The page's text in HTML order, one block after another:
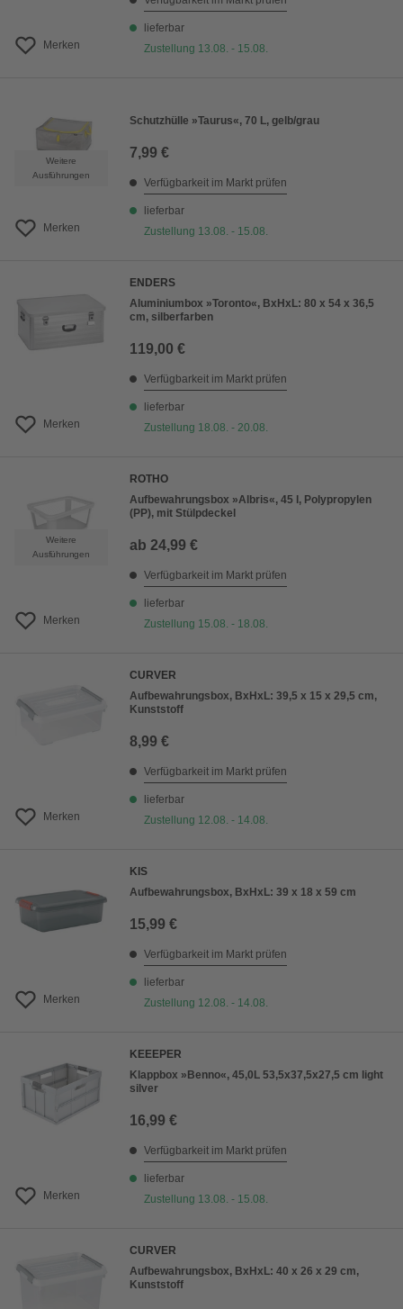
Merken
lieferbar
Zustellung 13.08. - 15.08.
Weitere
Ausführungen
Merken
Schutzhülle »Taurus«, 70 L, gelb/grau
7,99 €
Verfügbarkeit im Markt prüfen
lieferbar
Zustellung 13.08. - 15.08.
Merken
ENDERS
Aluminiumbox »Toronto«, BxHxL: 80 x 54 x 36,5
cm, silberfarben
119,00 €
Verfügbarkeit im Markt prüfen
lieferbar
Zustellung 18.08. - 20.08.
Weitere
Ausführungen
Merken
ROTHO
Aufbewahrungsbox »Albris«, 45 l, Polypropylen
(PP), mit Stülpdeckel
ab 24,99 €
Verfügbarkeit im Markt prüfen
lieferbar
Zustellung 15.08. - 18.08.
Merken
CURVER
Aufbewahrungsbox, BxHxL: 39,5 x 15 x 29,5 cm,
Kunststoff
8,99 €
Verfügbarkeit im Markt prüfen
lieferbar
Zustellung 12.08. - 14.08.
Merken
KIS
Aufbewahrungsbox, BxHxL: 39 x 18 x 59 cm
15,99 €
Verfügbarkeit im Markt prüfen
lieferbar
Zustellung 12.08. - 14.08.
Merken
KEEEPER
Klappbox »Benno«, 45,0L 53,5x37,5x27,5 cm light
silver
16,99 €
Verfügbarkeit im Markt prüfen
lieferbar
Zustellung 13.08. - 15.08.
CURVER
Aufbewahrungsbox, BxHxL: 40 x 26 x 29 cm,
Kunststoff